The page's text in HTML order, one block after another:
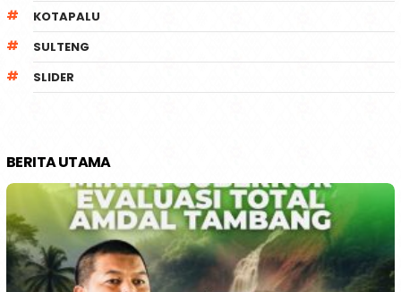
KOTAPALU
SULTENG
SLIDER
BERITA UTAMA